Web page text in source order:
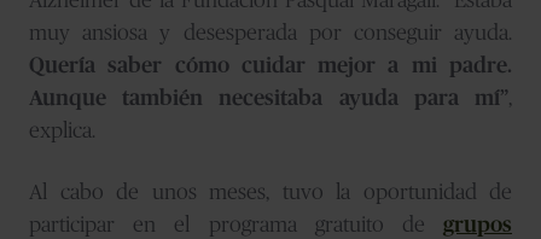
muy ansiosa y desesperada por conseguir ayuda.
Quería saber cómo cuidar mejor a mi padre.
Aunque también necesitaba ayuda para mí”,
explica.
Al cabo de unos meses, tuvo la oportunidad de
participar en el programa gratuito de
grupos